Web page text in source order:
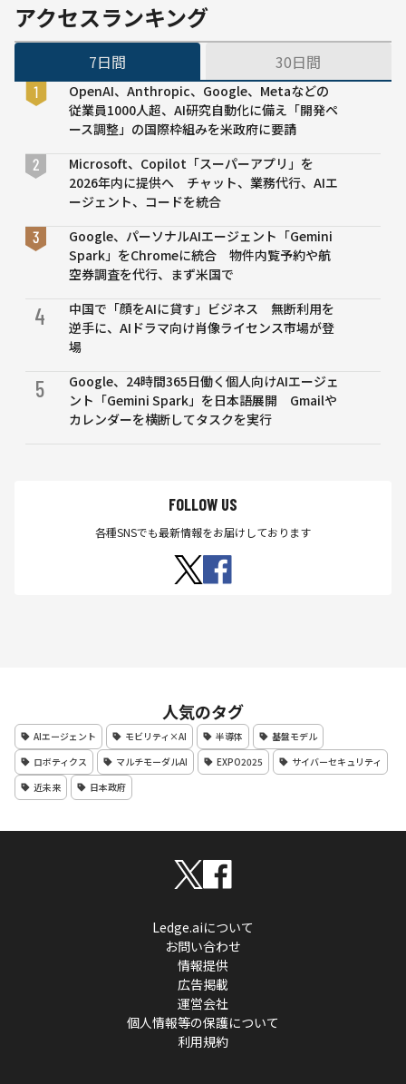
レー
ー」
──Acrobat
Studioで提
供開始（英語
版）
アクセスランキング
7日間 30日間
OpenAI、Anthropic、Google、Metaなどの
従業員1000人超、AI研究自動化に備え「開発ペ
ース調整」の国際枠組みを米政府に要請
Microsoft、Copilot「スーパーアプリ」を
2026年内に提供へ チャット、業務代行、AIエ
ージェント、コードを統合
Google、パーソナルAIエージェント「Gemini
Spark」をChromeに統合 物件内覧予約や航
空券調査を代行、まず米国で
4
中国で「顔をAIに貸す」ビジネス 無断利用を
逆手に、AIドラマ向け肖像ライセンス市場が登
場
5
Google、24時間365日働く個人向けAIエージェ
ント「Gemini Spark」を日本語展開 Gmailや
カレンダーを横断してタスクを実行
FOLLOW US
各種SNSでも最新情報をお届けしております
人気のタグ
AIエージェント モビリティ×AI 半導体
基盤モデル
ロボティクス
マルチモーダルAI EXPO2025
サイバーセキュリティ
近未来
日本政府
Ledge.aiについて
お問い合わせ
情報提供
広告掲載
運営会社
個人情報等の保護について
利用規約